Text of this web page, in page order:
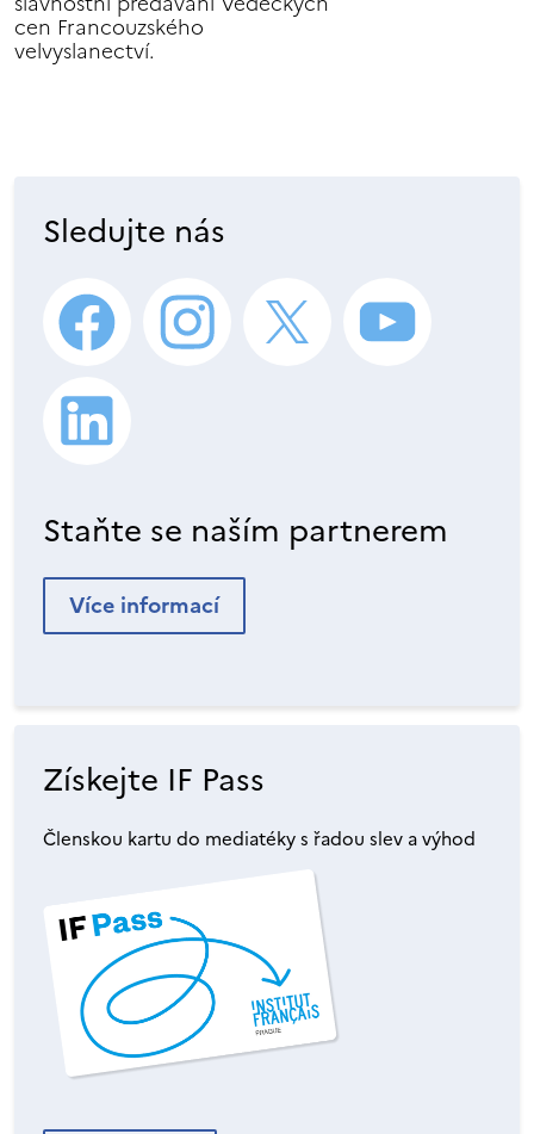
cen Francouzského
velvyslanectví.
Sledujte nás
Staňte se naším partnerem
Více informací
Získejte IF Pass
Členskou kartu do mediatéky s řadou slev a výhod